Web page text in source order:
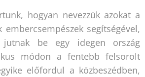
hogyan nevezzük azokat a
embercsempészek segítségével,
jutnak be egy idegen ország
módon a fentebb felsorolt
előfordul a közbeszédben,